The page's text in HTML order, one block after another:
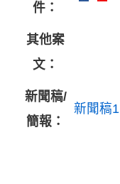
件：
其他案
文：
新聞稿/
簡報：
新聞稿1